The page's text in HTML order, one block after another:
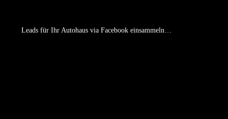
Leads für Ihr Autohaus via Facebook einsammeln…